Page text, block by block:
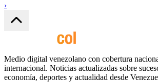
›
Medio digital venezolano con cobertura
internacional. Noticias actualizadas sobre
economía, deportes y actualidad desde